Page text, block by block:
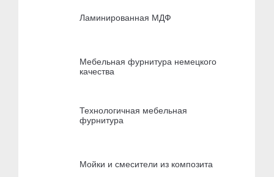
Ламинированная МДФ
Мебельная фурнитура немецкого
качества
Технологичная мебельная
фурнитура
Мойки и смесители из композита